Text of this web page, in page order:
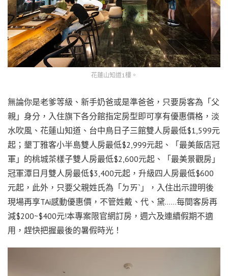
花蓮山知道1樓。
無論你是老爹等級、新手奶爸或是準爸爸，只要房客為「父
親」身分，入住旗下各分館指定房型即可享有優惠價格，淡
水吹風、花蓮山知道、台中鳥日子三館雙人房最低$1,599元
起；墾丁雅客小半島雙人房最低$2,999元起、「最美飯店冠
軍」的桃城茶樣子雙人房最低$2,600元起、「最美景觀房」
冠軍潭日月雙人房最低$3,400元起，升級四人房最低$600
元起，此外，只要父親姓氏為「ㄉㄞˋ」，入住出示證明後
現場再享TAi感動優惠價，不管姓戴、代、黛……每間客房再
減$200~$400元!本專案限官網訂房，週六及連續假期不適
用，趕快把握最後的暑假時光！